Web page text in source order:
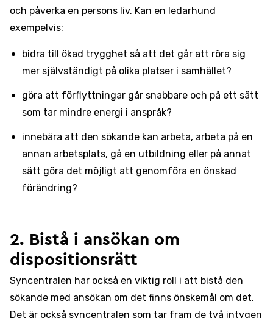
och påverka en persons liv. Kan en ledarhund
exempelvis:
bidra till ökad trygghet så att det går att röra sig
mer självständigt på olika platser i samhället?
göra att förflyttningar går snabbare och på ett sätt
som tar mindre energi i anspråk?
innebära att den sökande kan arbeta, arbeta på en
annan arbetsplats, gå en utbildning eller på annat
sätt göra det möjligt att genomföra en önskad
förändring?
2. Bistå i ansökan om
dispositionsrätt
Syncentralen har också en viktig roll i att bistå den
sökande med ansökan om det finns önskemål om det.
Det är också syncentralen som tar fram de två intygen